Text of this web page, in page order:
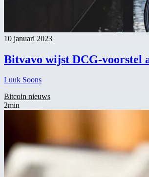
10 januari 2023
Bitvavo wijst DCG-voorstel
Luuk Soons
Bitcoin nieuws
2min